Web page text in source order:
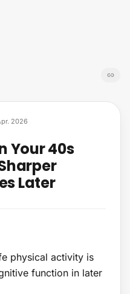
2026
Your 40s
Later
physical activity is
function in later